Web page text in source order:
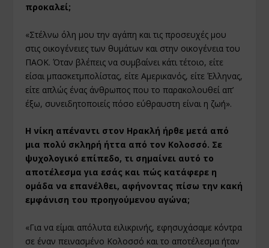
προκαλεί;
«Στέλνω όλη μου την αγάπη και τις προσευχές μου
στις οικογένειες των θυμάτων και στην οικογένεια του
ΠΑΟΚ. Όταν βλέπεις να συμβαίνει κάτι τέτοιο, είτε
είσαι μπασκετμπολίστας, είτε Αμερικανός, είτε Έλληνας,
είτε απλώς ένας άνθρωπος που το παρακολουθεί απ’
έξω, συνειδητοποιείς πόσο εύθραυστη είναι η ζωή».
Η νίκη απέναντι στον Ηρακλή ήρθε μετά από
μια πολύ σκληρή ήττα από τον Κολοσσό. Σε
ψυχολογικό επίπεδο, τι σημαίνει αυτό το
αποτέλεσμα για εσάς και πώς κατάφερε η
ομάδα να επανέλθει, αφήνοντας πίσω την κακή
εμφάνιση του προηγούμενου αγώνα;
«Για να είμαι απόλυτα ειλικρινής, εφησυχάσαμε κόντρα
σε έναν πεινασμένο Κολοσσό και το αποτέλεσμα ήταν